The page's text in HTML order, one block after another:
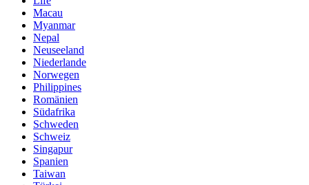
Macau
Myanmar
Nepal
Neuseeland
Niederlande
Norwegen
Philippines
Romänien
Südafrika
Schweden
Schweiz
Singapur
Spanien
Taiwan